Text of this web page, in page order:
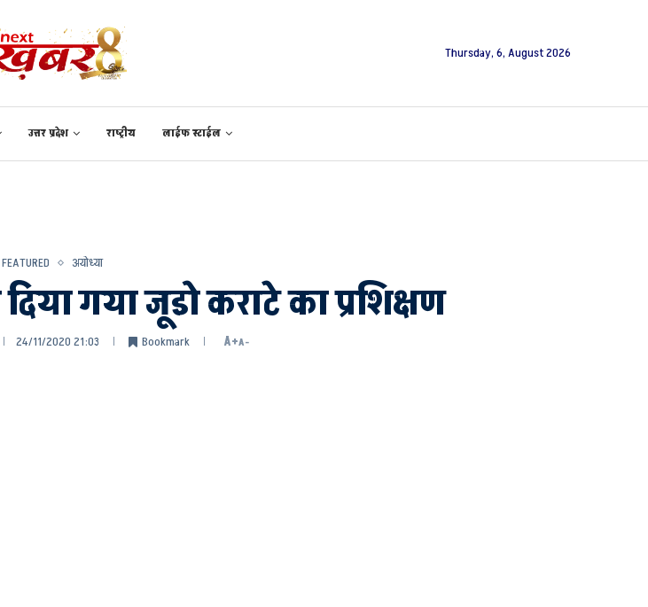
Thursday, 6, August 2026
उत्तर प्रदेश राष्ट्रीय लाईफ स्टाईल
FEATURED अयोध्या
गया जूडो कराटे का प्रशिक्षण
24/11/2020 21:03 Bookmark A+A-